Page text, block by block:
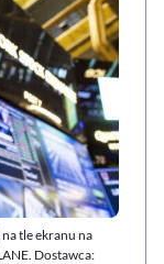
tle ekranu na
Dostawca: